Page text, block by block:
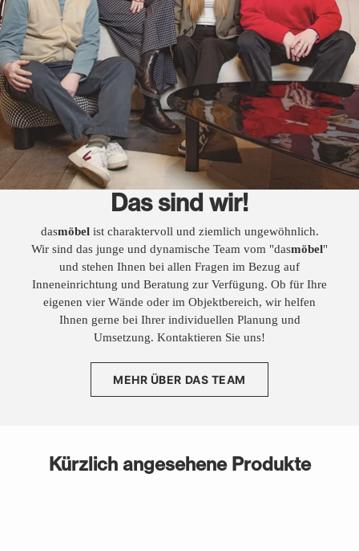
Das sind wir!
dasmöbelist charaktervoll und ziemlich ungewöhnlich.
Wir sind das junge und dynamische Team vom "dasmöbel"
und stehen Ihnen bei allen Fragen im Bezug auf
Inneneinrichtung und Beratung zur Verfügung. Ob für Ihre
eigenen vier Wände oder im Objektbereich, wir helfen
Ihnen gerne bei Ihrer individuellen Planung und
Umsetzung. Kontaktieren Sie uns!
MEHR ÜBER DAS TEAM
Kürzlich angesehene Produkte